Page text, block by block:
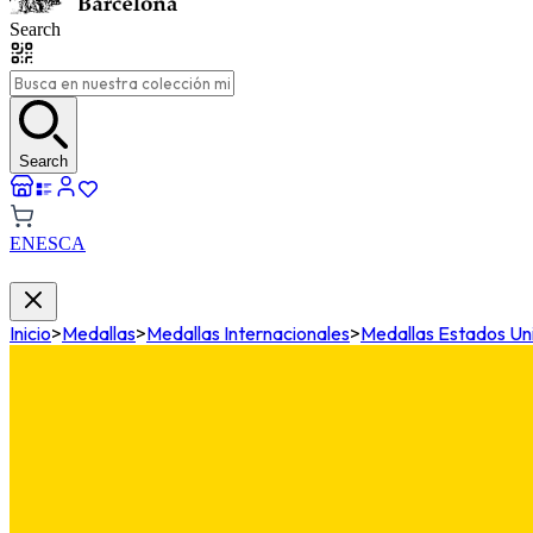
Search
Search
ENESCA
Inicio>Medallas>Medallas Internacionales>Medallas Estados